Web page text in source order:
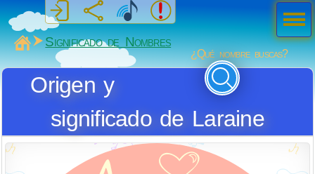
MiSabueso
Significado de Nombres
¿Qué nombre buscas?
Origen y
significado de Laraine
Men
ú